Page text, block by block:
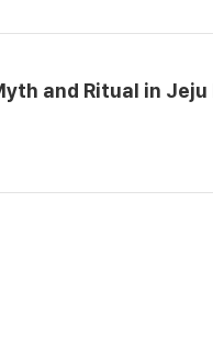
Myth and Ritual in